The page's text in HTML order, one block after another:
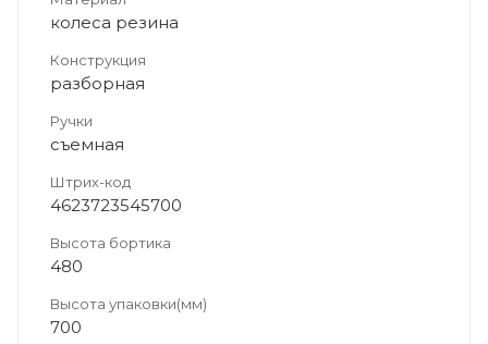
колеса резина
Конструкция
разборная
Ручки
съемная
Штрих-код
4623723545700
Высота бортика
480
Высота упаковки(мм)
700